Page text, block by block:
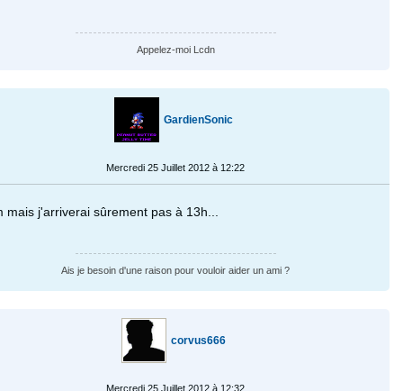
Appelez-moi Lcdn
GardienSonic
Mercredi 25 Juillet 2012 à 12:22
mais j'arriverai sûrement pas à 13h...
Ais je besoin d'une raison pour vouloir aider un ami ?
corvus666
Mercredi 25 Juillet 2012 à 12:32